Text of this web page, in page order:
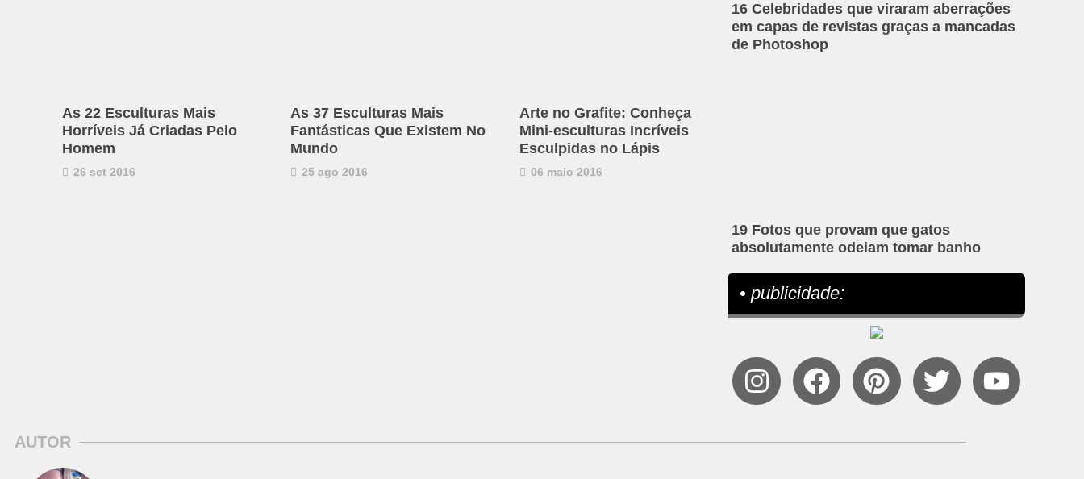
As 22 Esculturas Mais
Horríveis Já Criadas Pelo
Homem
26 set 2016
As 37 Esculturas Mais
Fantásticas Que Existem No
Mundo
25 ago 2016
Arte no Grafite: Conheça
Mini-esculturas Incríveis
Esculpidas no Lápis
06 maio 2016
16 Celebridades que viraram aberrações
em capas de revistas graças a mancadas
de Photoshop
19 Fotos que provam que gatos
absolutamente odeiam tomar banho
• publicidade:
AUTOR